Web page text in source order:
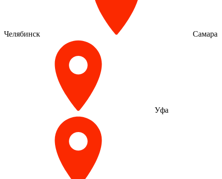
Челябинск Самара
Уфа